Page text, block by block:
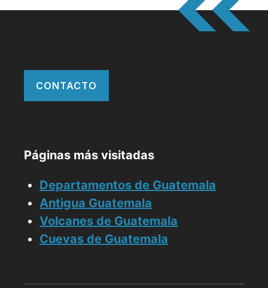
CONTACTO
Páginas más visitadas
Departamentos de Guatemala
Antigua Guatemala
Volcanes de Guatemala
Cuevas de Guatemala